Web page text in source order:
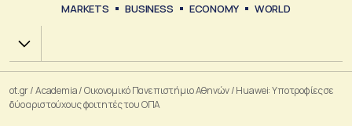
MARKETS BUSINESS ECONOMY WORLD
Χ.Α.
ot.gr/Academia/Οικονομικό Πανεπιστήμιο Αθηνών/Huawei: Υποτροφίες σε
δύο αριστούχους φοιτητές του ΟΠΑ